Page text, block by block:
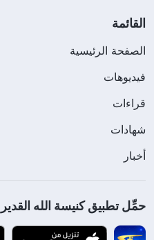
القائمة
الصفحة الرئيسية
فيديوهات
قراءات
شهادات
أخبار
حمِّل تطبيق كنيسة الله القدير